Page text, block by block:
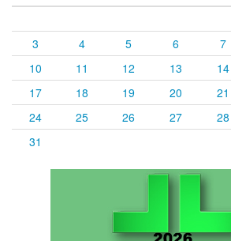
3
4 5 6 7
10
11 12 13 14
17
18 19 20 21
24
25 26 27 28
31